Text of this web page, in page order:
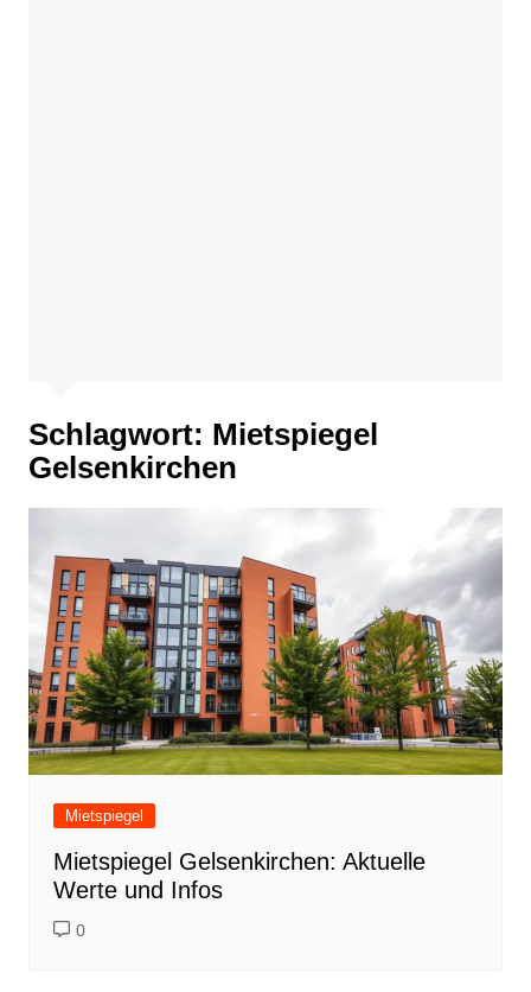
Schlagwort: Mietspiegel
Gelsenkirchen
Mietspiegel
Mietspiegel Gelsenkirchen: Aktuelle
Werte und Infos
0